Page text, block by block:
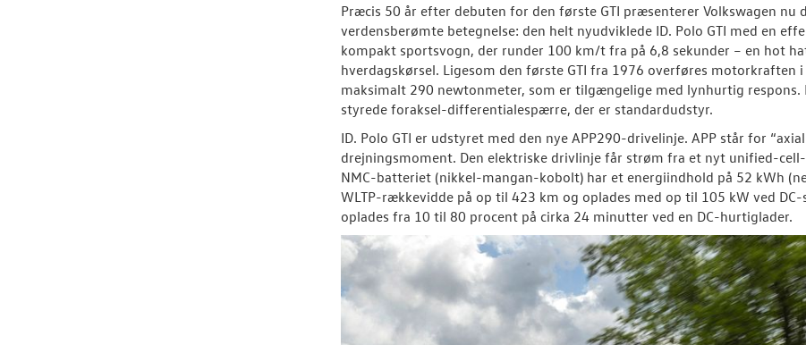
Præcis 50 år efter debuten for den første GTI præsenterer Volkswagen
verdensberømte betegnelse: den helt nyudviklede ID. Polo GTI med en
kompakt sportsvogn, der runder 100 km/t fra på 6,8 sekunder – en hot
hverdagskørsel. Ligesom den første GTI fra 1976 overføres motorkraften
maksimalt 290 newtonmeter, som er tilgængelige med lynhurtig
styrede foraksel-differentialespærre, der er standardudstyr.
ID. Polo GTI er udstyret med den nye APP290-drivelinje. APP står for
drejningsmoment. Den elektriske drivlinje får strøm fra et nyt unified-
NMC-batteriet (nikkel-mangan-kobolt) har et energiindhold på 52 kWh
WLTP-rækkevidde på op til 423 km og oplades med op til 105 kW ved
oplades fra 10 til 80 procent på cirka 24 minutter ved en DC-hurtiglader.